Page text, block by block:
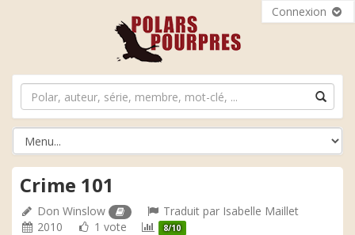
Connexion
Crime 101
Don Winslow Traduit par Isabelle Maillet
2010
1 vote 8/10